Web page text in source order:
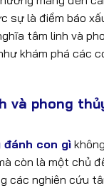
sự là điềm báo
tâm linh và
khám phá các
và phong
đánh con gì
còn là một chủ
các nghiên cứu